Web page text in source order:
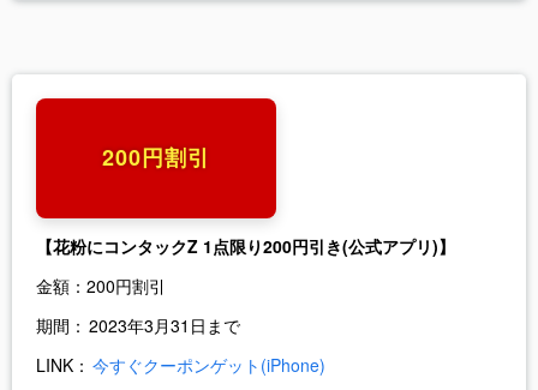
200円割引
【花粉にコンタックZ 1点限り200円引き(公式アプリ)】
金額： 200円割引
期間： 2023年3月31日まで
LINK： 今すぐクーポンゲット(iPhone)